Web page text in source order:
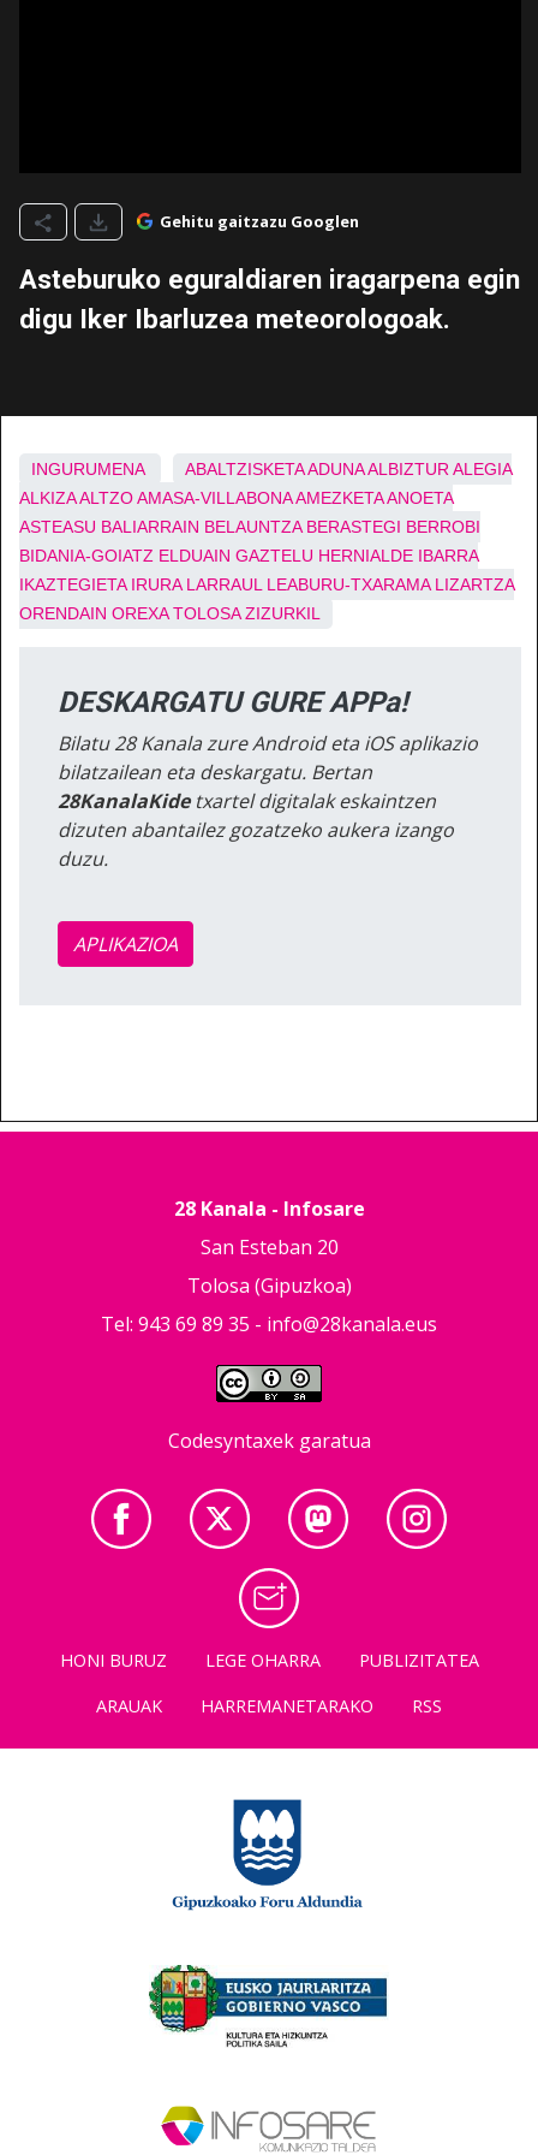
Gehitu gaitzazu Googlen
Asteburuko eguraldiaren iragarpena egin
digu Iker Ibarluzea meteorologoak.
INGURUMENA ABALTZISKETAADUNAALBIZTUR ALEGIA
ALKIZAALTZOAMASA-VILLABONAAMEZKETAANOETA
ASTEASU BALIARRAIN BELAUNTZA BERASTEGI BERROBI
BIDANIA-GOIATZ ELDUAIN GAZTELU HERNIALDE IBARRA
IKAZTEGIETA IRURA LARRAUL LEABURU-TXARAMA LIZARTZA
ORENDAIN OREXA TOLOSA ZIZURKIL
DESKARGATU GURE APPa!
Bilatu 28 Kanala zure Android eta iOS aplikazio
bilatzailean eta deskargatu. Bertan
28KanalaKidetxartel digitalak eskaintzen
dizuten abantailez gozatzeko aukera izango
duzu.
APLIKAZIOA
28 Kanala - Infosare
San Esteban 20
Tolosa (Gipuzkoa)
Tel: 943 69 89 35 - info@28kanala.eus
Codesyntaxek garatua
HONI BURUZ LEGE OHARRA
PUBLIZITATEA
ARAUAK
HARREMANETARAKO RSS